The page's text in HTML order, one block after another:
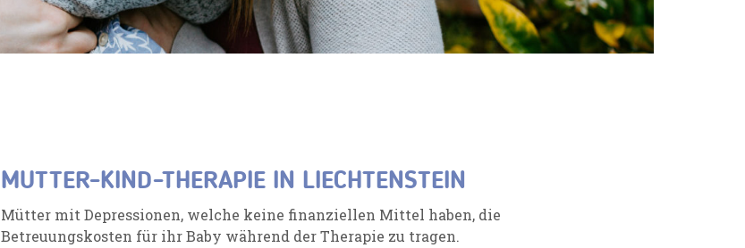
MUTTER-KIND-THERAPIE IN LIECHTENSTEIN
Mütter mit Depressionen, welche keine finanziellen Mittel haben, die
Betreuungskosten für ihr Baby während der Therapie zu tragen.